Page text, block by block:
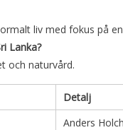
liv med fokus på
Lanka?
och naturvård.
Detalj
Anders